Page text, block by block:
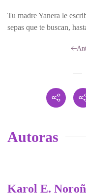
Tu madre Yanera le
sepas que te buscan,
Autoras
Karol E.